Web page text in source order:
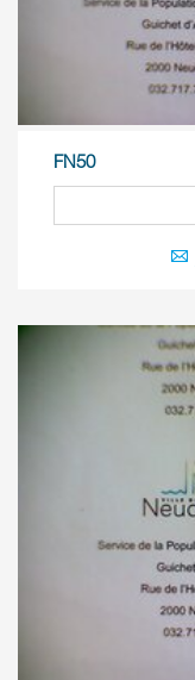
FN50